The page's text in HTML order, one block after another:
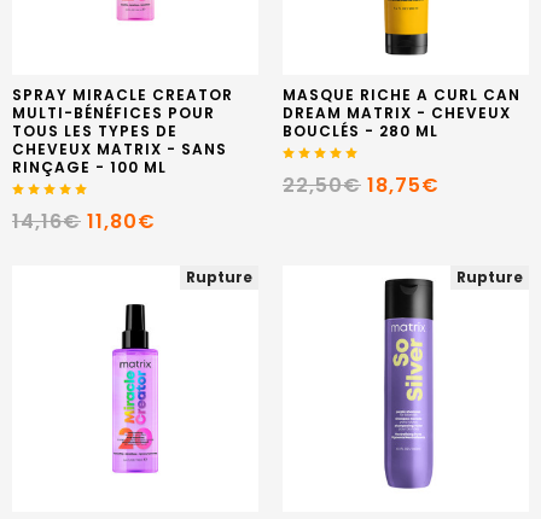
SPRAY MIRACLE CREATOR
MULTI-BÉNÉFICES POUR
TOUS LES TYPES DE
CHEVEUX MATRIX - SANS
RINÇAGE - 100 ML
14,16€ 11,80€
MASQUE RICHE A CURL CAN
DREAM MATRIX - CHEVEUX
BOUCLÉS - 280 ML
22,50€ 18,75€
Rupture Rupture